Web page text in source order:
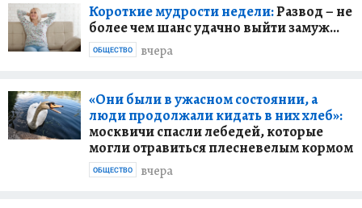
Короткие мудрости недели:Развод – не
более чем шанс удачно выйти замуж...
вчера
ОБЩЕСТВО
«Они были в ужасном состоянии, а
люди продолжали кидать в них хлеб»:
москвичи спасли лебедей, которые
могли отравиться плесневелым кормом
вчера
ОБЩЕСТВО